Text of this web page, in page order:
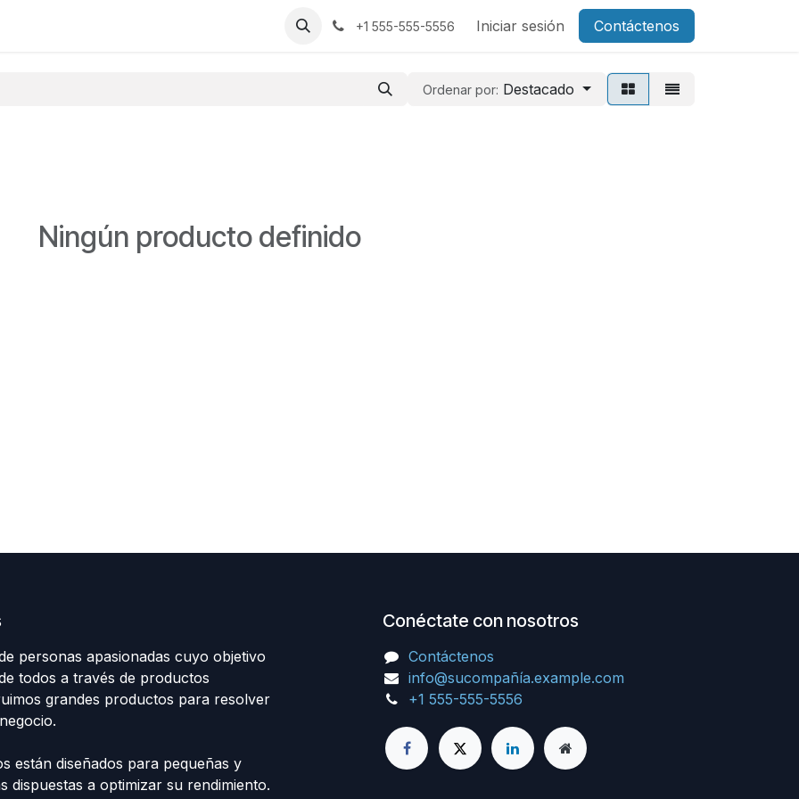
+1 555-555-5556 Iniciar sesión Contáctenos
Ordenar por: Destacado
Ningún producto definido
personas apasionadas cuyo objetivo
todos a través de productos
grandes productos para resolver
están diseñados para pequeñas y
dispuestas a optimizar su rendimiento.
Conéctate con nosotros
Contáctenos
info@sucompañía.example.com
+1 555-555-5556